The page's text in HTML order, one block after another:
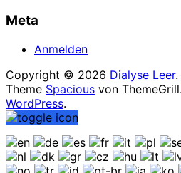
Meta
Anmelden
Copyright © 2026 Dialyse Leer.
Theme Spacious von
WordPress.